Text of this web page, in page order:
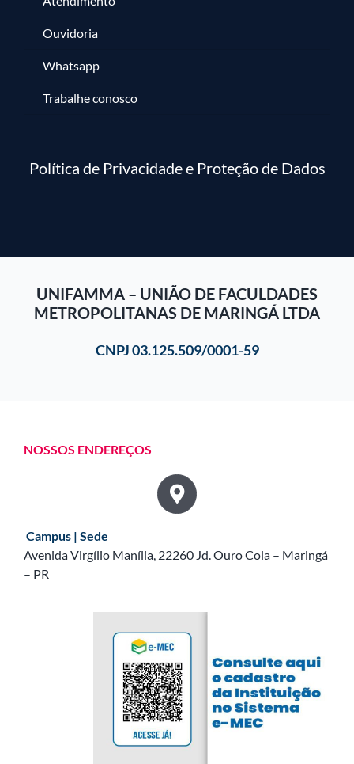
Ouvidoria
Whatsapp
Trabalhe conosco
Política de Privacidade e Proteção de Dados
UNIFAMMA – UNIÃO DE FACULDADES
METROPOLITANAS DE MARINGÁ LTDA
CNPJ 03.125.509/0001-59
NOSSOS ENDEREÇOS
Campus | Sede
Avenida Virgílio Manília, 22260 Jd. Ouro Cola – Maringá
– PR